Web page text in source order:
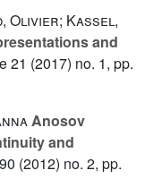
Olivier; Kassel,
and
21 (2017) no. 1, pp.
Anosov
and
(2012) no. 2, pp.